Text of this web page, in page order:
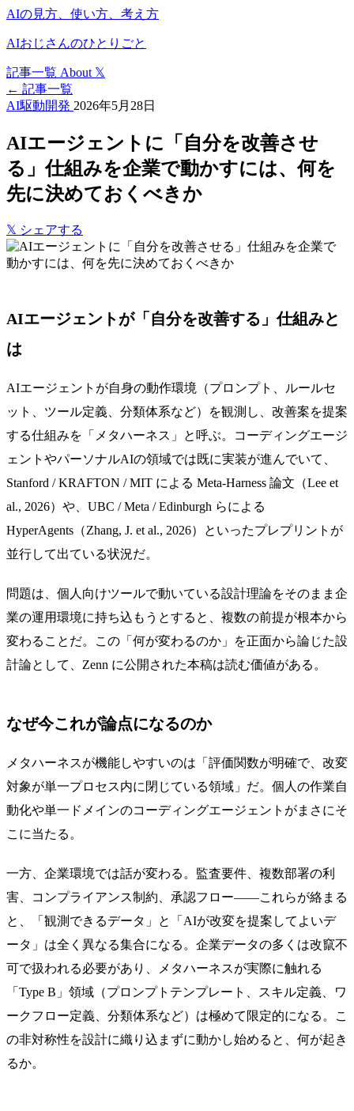
AIの見方、使い方、考え方
AIおじさんのひとりごと
記事一覧 About 𝕏
← 記事一覧
AI駆動開発 2026年5月28日
AIエージェントに「自分を改善させ
る」仕組みを企業で動かすには、何を
先に決めておくべきか
𝕏 シェアする
AIエージェントが「自分を改善する」仕組みと
は
AIエージェントが自身の動作環境（プロンプト、ルールセ
ット、ツール定義、分類体系など）を観測し、改善案を提案
する仕組みを「メタハーネス」と呼ぶ。コーディングエージ
ェントやパーソナルAIの領域では既に実装が進んでいて、
Stanford / KRAFTON / MIT による Meta-Harness 論文（Lee et
al., 2026）や、UBC / Meta / Edinburgh らによる
HyperAgents（Zhang, J. et al., 2026）といったプレプリントが
並行して出ている状況だ。
問題は、個人向けツールで動いている設計理論をそのまま企
業の運用環境に持ち込もうとすると、複数の前提が根本から
変わることだ。この「何が変わるのか」を正面から論じた設
計論として、Zenn に公開された本稿は読む価値がある。
なぜ今これが論点になるのか
メタハーネスが機能しやすいのは「評価関数が明確で、改変
対象が単一プロセス内に閉じている領域」だ。個人の作業自
動化や単一ドメインのコーディングエージェントがまさにそ
こに当たる。
一方、企業環境では話が変わる。監査要件、複数部署の利
害、コンプライアンス制約、承認フロー——これらが絡まる
と、「観測できるデータ」と「AIが改変を提案してよいデ
ータ」は全く異なる集合になる。企業データの多くは改竄不
可で扱われる必要があり、メタハーネスが実際に触れる
「Type B」領域（プロンプトテンプレート、スキル定義、ワ
ークフロー定義、分類体系など）は極めて限定的になる。こ
の非対称性を設計に織り込まずに動かし始めると、何が起き
るか。